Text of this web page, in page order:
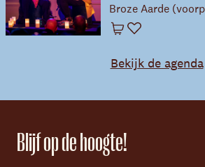
Broze Aarde
Winkelwagen
Favoriet
Bekijk de agenda
Blijf op de hoogte!